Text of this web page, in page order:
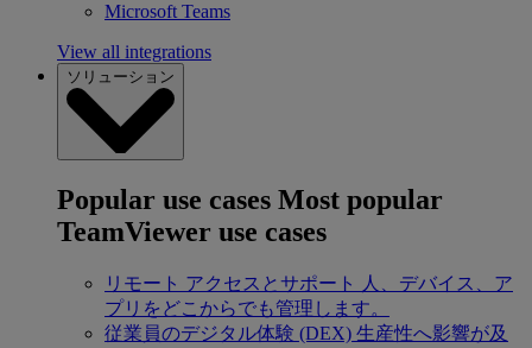
Microsoft Teams
View all integrations
ソリューション
Popular use cases Most popular
TeamViewer use cases
リモート アクセスとサポート
人、デバイス、ア
プリをどこからでも管理します。
従業員のデジタル体験 (DEX) 生産性へ影響が及